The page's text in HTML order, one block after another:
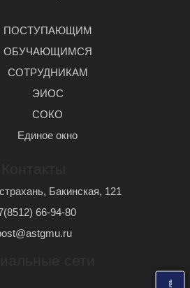
ПОСТУПАЮЩИМ
ОБУЧАЮЩИМСЯ
СОТРУДНИКАМ
ЭИОС
СОКО
Единое окно
Бакинская, 121
66-94-80